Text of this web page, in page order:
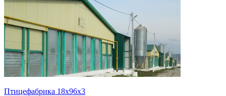
Птицефабрика 18х96х3